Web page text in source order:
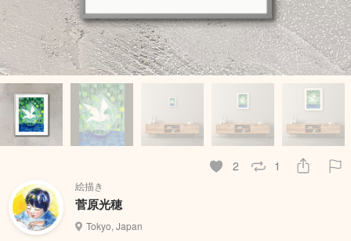
2 1
絵描き
菅原光穂
Tokyo, Japan